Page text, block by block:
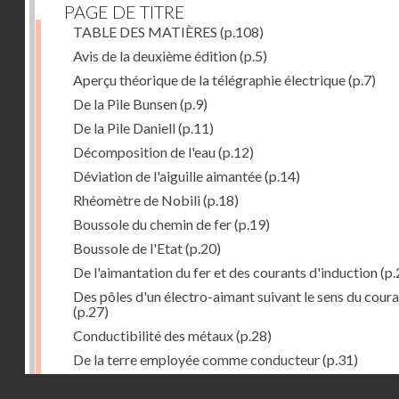
PAGE DE TITRE
TABLE DES MATIÈRES (p.108)
Avis de la deuxième édition(p.5)
Aperçu théorique de la télégraphie électrique(p.7)
De la Pile Bunsen(p.9)
De la Pile Daniell(p.11)
Décomposition de l'eau(p.12)
Déviation de l'aiguille aimantée(p.14)
Rhéomètre de Nobili(p.18)
Boussole du chemin de fer(p.19)
Boussole de l'Etat(p.20)
De l'aimantation du fer et des courants d'induction
Des pôles d'un électro-aimant suivant le sens du
(p.27)
Conductibilité des métaux(p.28)
De la terre employée comme conducteur(p.31)